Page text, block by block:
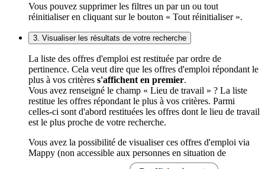
Vous pouvez supprimer les filtres un par un ou tout
réinitialiser en cliquant sur le bouton « Tout réinitialiser ».
3. Visualiser les résultats de votre recherche
La liste des offres d'emploi est restituée par ordre de
pertinence. Cela veut dire que les offres d'emploi répondant le
plus à vos critères s'affichent en premier.
Vous avez renseigné le champ « Lieu de travail » ? La liste
restitue les offres répondant le plus à vos critères. Parmi
celles-ci sont d'abord restituées les offres dont le lieu de travail
est le plus proche de votre recherche.
Vous avez la possibilité de visualiser ces offres d'emploi via
Mappy (non accessible aux personnes en situation de